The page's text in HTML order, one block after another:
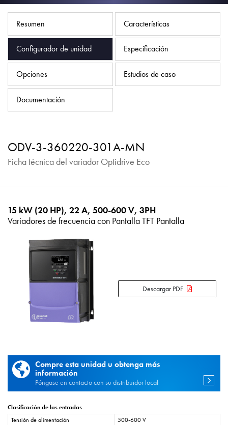
Resumen Características
Configurador de unidad Especificación
Opciones Estudios de caso
Documentación
ODV-3-360220-301A-MN
Ficha técnica del variador Optidrive Eco
15 kW (20 HP), 22 A, 500-600 V, 3PH
Variadores de frecuencia con Pantalla TFT Pantalla
Descargar PDF
Compre esta unidad u obtenga más
información
Póngase en contacto con su distribuidor local
Clasificación de las entradas
Tensión de alimentación
500-600 V
Política de privacidad
Mapa del sitio
iSource